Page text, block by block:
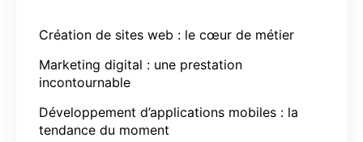
Création de sites web : le cœur de métier
Marketing digital : une prestation
incontournable
Développement d’applications mobiles : la
tendance du moment